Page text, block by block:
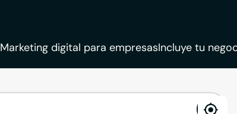
Marketing digital para empresasIncluye tu